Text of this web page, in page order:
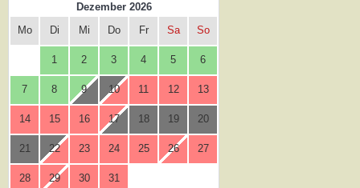
Dezember 2026
Mo
Di Mi Do Fr Sa So
1 2 3 4 5 6
7 8 9 10 11 12 13
14 15 16 17 18 19 20
21 22 23 24 25 26 27
28 29 30 31